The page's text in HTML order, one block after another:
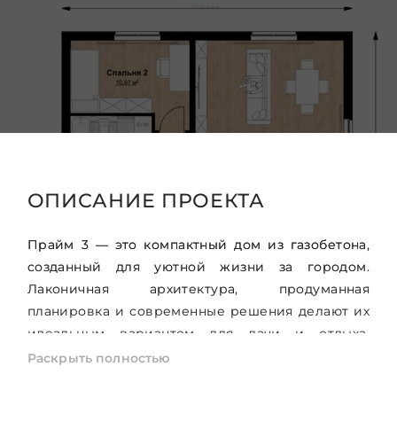
ОПИСАНИЕ ПРОЕКТА
Прайм 3 — это компактный дом из газобетона,
созданный для уютной жизни за городом.
Лаконичная архитектура, продуманная
планировка и современные решения делают их
идеальным вариантом для дачи и отдыха.
Воплощение комфорта и продуманных решений
Раскрыть полностью